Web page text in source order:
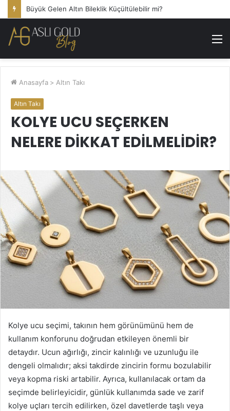
Büyük Gelen Altın Bileklik Küçültülebilir mi?
Anasayfa > Altın Takı
Altın Takı
KOLYE UCU SEÇERKEN
NELERE DIKKAT EDILMELIDIR?
Kolye ucu seçimi, takının hem görünümünü hem de
kullanım konforunu doğrudan etkileyen önemli bir
detaydır. Ucun ağırlığı, zincir kalınlığı ve uzunluğu ile
dengeli olmalıdır; aksi takdirde zincirin formu bozulabilir
veya kopma riski artabilir. Ayrıca, kullanılacak ortam da
seçimde belirleyicidir, günlük kullanımda sade ve zarif
kolye uçları tercih edilirken, özel davetlerde taşlı veya